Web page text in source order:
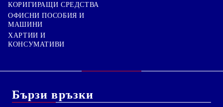
КОРИГИРАЩИ СРЕДСТВА
ОФИСНИ ПОСОБИЯ И
МАШИНИ
ХАРТИИ И
КОНСУМАТИВИ
Бързи връзки